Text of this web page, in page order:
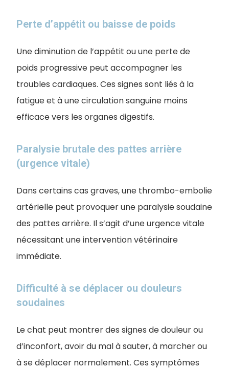
Perte d’appétit ou baisse de poids
Une diminution de l’appétit ou une perte de
poids progressive peut accompagner les
troubles cardiaques. Ces signes sont liés à la
fatigue et à une circulation sanguine moins
efficace vers les organes digestifs.
Paralysie brutale des pattes arrière
(urgence vitale)
Dans certains cas graves, une thrombo-embolie
artérielle peut provoquer une paralysie soudaine
des pattes arrière. Il s’agit d’une urgence vitale
nécessitant une intervention vétérinaire
immédiate.
Difficulté à se déplacer ou douleurs
soudaines
Le chat peut montrer des signes de douleur ou
d’inconfort, avoir du mal à sauter, à marcher ou
à se déplacer normalement. Ces symptômes